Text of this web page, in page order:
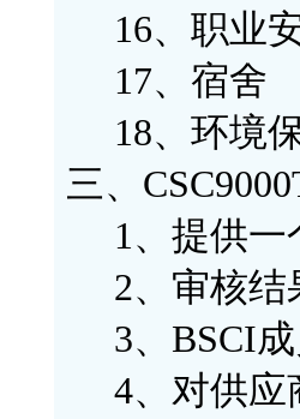
16、职业
17、宿舍
18、环境
三、
1、提供一
2、审核结
3、BSCI成
4、对供应